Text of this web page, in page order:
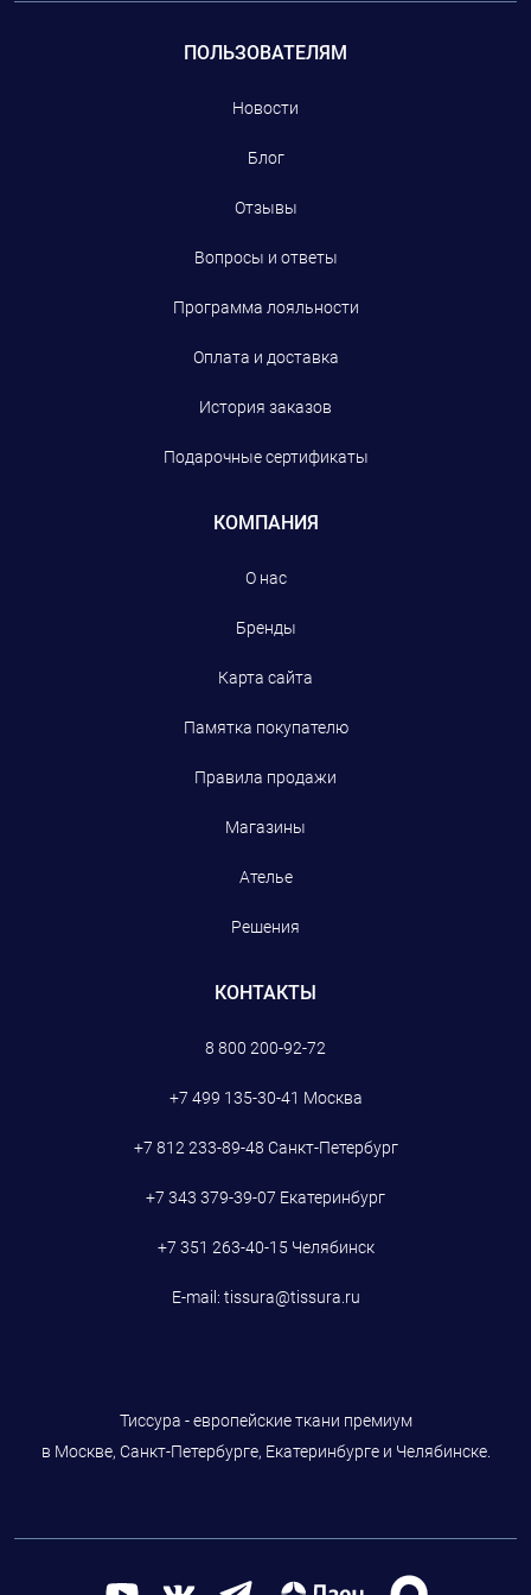
ПОЛЬЗОВАТЕЛЯМ
Новости
Блог
Отзывы
Вопросы и ответы
Программа лояльности
Оплата и доставка
История заказов
Подарочные сертификаты
КОМПАНИЯ
О нас
Бренды
Карта сайта
Памятка покупателю
Правила продажи
Магазины
Ателье
Решения
КОНТАКТЫ
8 800 200-92-72
+7 499 135-30-41 Москва
+7 812 233-89-48 Санкт-Петербург
+7 343 379-39-07 Екатеринбург
+7 351 263-40-15 Челябинск
E-mail: tissura@tissura.ru
Тиссура - европейские ткани премиум
в Москве, Санкт-Петербурге, Екатеринбурге и Челябинске.